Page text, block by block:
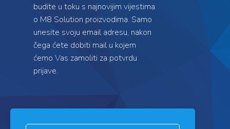
budite u toku s najnovijim vijestima
o M8 Solution proizvodima. Samo
unesite svoju email adresu, nakon
čega ćete dobiti mail u kojem
ćemo Vas zamoliti za potvrdu
prijave.